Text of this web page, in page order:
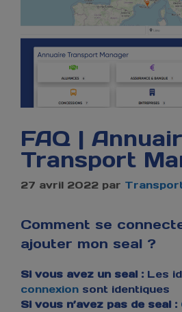
FAQ |
Transport
27 avril 2022 par
Comment se
ajouter mon seal ?
Si vous avez un seal : Les
connexion sont identiques
Si vous n’avez pas de seal :